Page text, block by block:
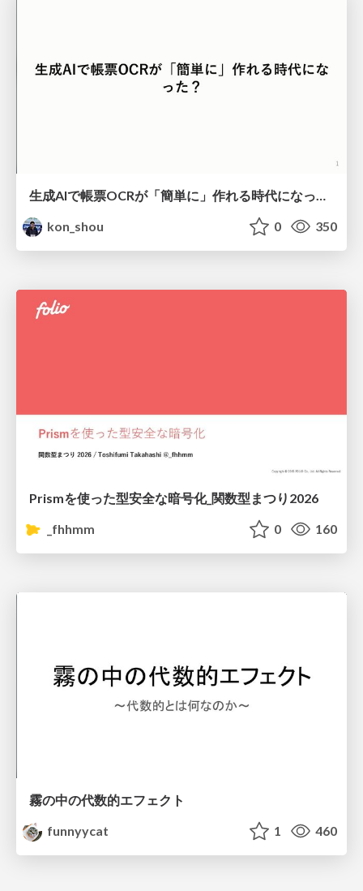
生成AIで帳票OCRが「簡単に」作れる時代になった？
kon_shou
0 350
Prismを使った型安全な暗号化_関数型まつり2026
_fhhmm
0 160
霧の中の代数的エフェクト
funnyycat
1 460